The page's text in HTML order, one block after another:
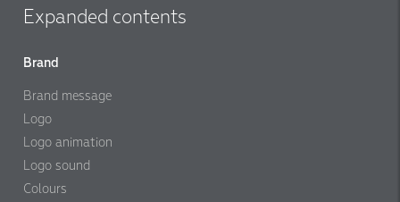
Expanded contents
Brand
Brand message
Logo
Logo animation
Logo sound
Colours